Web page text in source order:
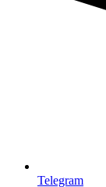
Telegram